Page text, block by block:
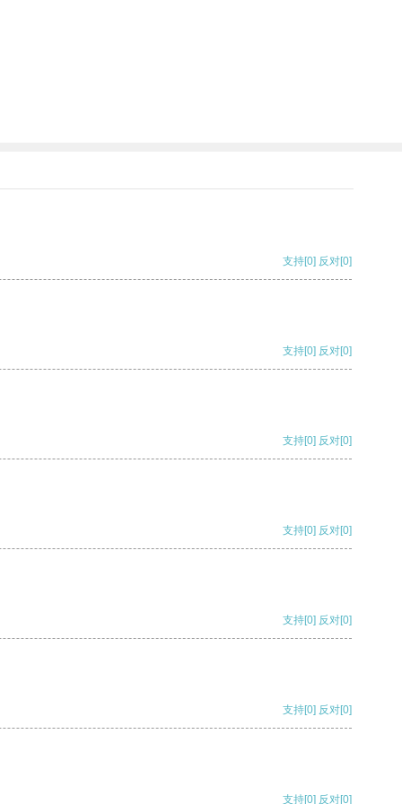
支持[0] 反对[0]
支持[0] 反对[0]
支持[0] 反对[0]
支持[0] 反对[0]
支持[0] 反对[0]
支持[0] 反对[0]
支持[0] 反对[0]